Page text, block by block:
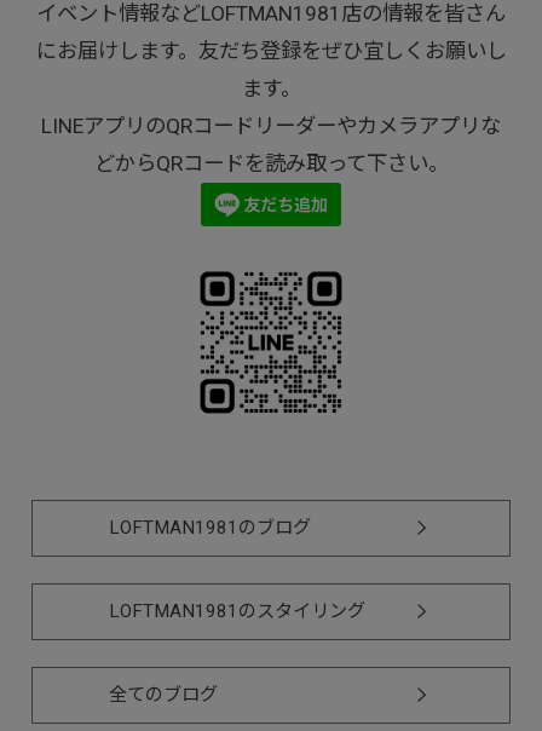
イベント情報などLOFTMAN1981店の情報を皆さん
にお届けします。友だち登録をぜひ宜しくお願いし
ます。
LINEアプリのQRコードリーダーやカメラアプリな
どからQRコードを読み取って下さい。
LOFTMAN1981のブログ
LOFTMAN1981のスタイリング
全てのブログ